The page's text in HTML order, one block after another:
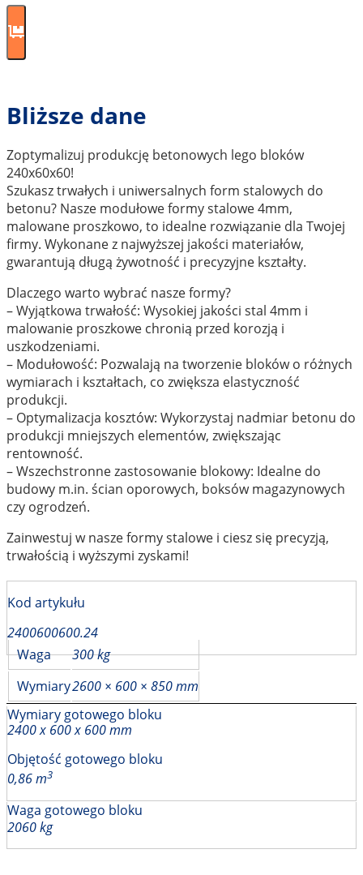
Bliższe dane
Zoptymalizuj produkcję betonowych lego bloków
240x60x60!
Szukasz trwałych i uniwersalnych form stalowych do
betonu? Nasze modułowe formy stalowe 4mm,
malowane proszkowo, to idealne rozwiązanie dla Twojej
firmy. Wykonane z najwyższej jakości materiałów,
gwarantują długą żywotność i precyzyjne kształty.
Dlaczego warto wybrać nasze formy?
– Wyjątkowa trwałość: Wysokiej jakości stal 4mm i
malowanie proszkowe chronią przed korozją i
uszkodzeniami.
– Modułowość: Pozwalają na tworzenie bloków o różnych
wymiarach i kształtach, co zwiększa elastyczność
produkcji.
– Optymalizacja kosztów: Wykorzystaj nadmiar betonu do
produkcji mniejszych elementów, zwiększając
rentowność.
– Wszechstronne zastosowanie blokowy: Idealne do
budowy m.in. ścian oporowych, boksów magazynowych
czy ogrodzeń.
Zainwestuj w nasze formy stalowe i ciesz się precyzją,
trwałością i wyższymi zyskami!
Kod artykułu
2400600600.24
Waga
300 kg
Wymiary2600 × 600 × 850 mm
Wymiary gotowego bloku
2400 x 600 x 600 mm
Objętość gotowego bloku
0,86 m3
Waga gotowego bloku
2060 kg